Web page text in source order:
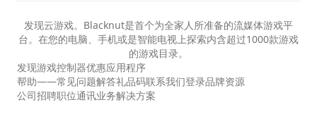
发现云游戏。Blacknut是首个为全家人所准备的流媒体游戏平
台。在您的电脑、手机或是智能电视上探索内含超过1000款游戏
的游戏目录。
发现游戏控制器优惠应用程序
帮助——常见问题解答礼品码联系我们登录品牌资源
公司招聘职位通讯业务解决方案